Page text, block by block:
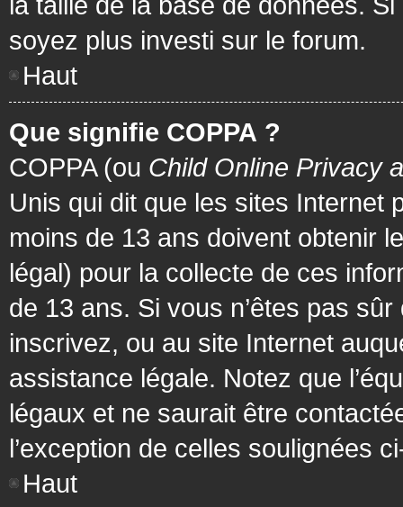
soyez plus investi sur le forum.
Haut
Que signifie COPPA ?
COPPA (ou Child Online Privacy
Unis qui dit que les sites Internet
moins de 13 ans doivent obtenir
légal) pour la collecte de ces
de 13 ans. Si vous n’êtes pas
inscrivez, ou au site Internet
assistance légale. Notez que
légaux et ne saurait être
l’exception de celles soulignées
Haut